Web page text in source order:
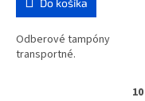
Odberové tampóny
transportné.
10